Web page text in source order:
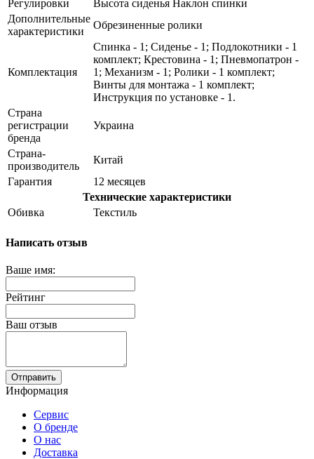
Регулировки
Высота сиденья Наклон спинки
Дополнительные
характеристики
Обрезиненные ролики
Комплектация
Спинка - 1; Сиденье - 1; Подлокотники - 1
комплект; Крестовина - 1; Пневмопатрон -
1; Механизм - 1; Ролики - 1 комплект;
Винты для монтажа - 1 комплект;
Инструкция по установке - 1.
Страна
регистрации
бренда
Украина
Страна-
производитель
Китай
Гарантия
12 месяцев
Технические характеристики
Обивка
Текстиль
Написать отзыв
Ваше имя:
Рейтинг
Ваш отзыв
Отправить
Информация
Сервис
О бренде
О нас
Доставка